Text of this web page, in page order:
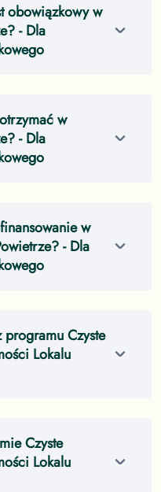
obowiązkowy w
- Dla
w
- Dla
w
- Dla
programu Czyste
Lokalu
Czyste
Lokalu